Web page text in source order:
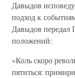
Давыдов
подход к
Давыдов передал
положений:
«Коль скоро
пятиться: